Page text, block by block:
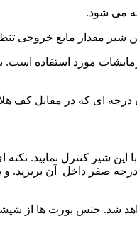
می شود.
شیر مقدار مایع خروجی
درجه ای که در مقابل کف
شیر کنترل نمایید. نکته
و سپس محلول را تا بالاتر از درجه صفر
شد. جنس بورت ها از